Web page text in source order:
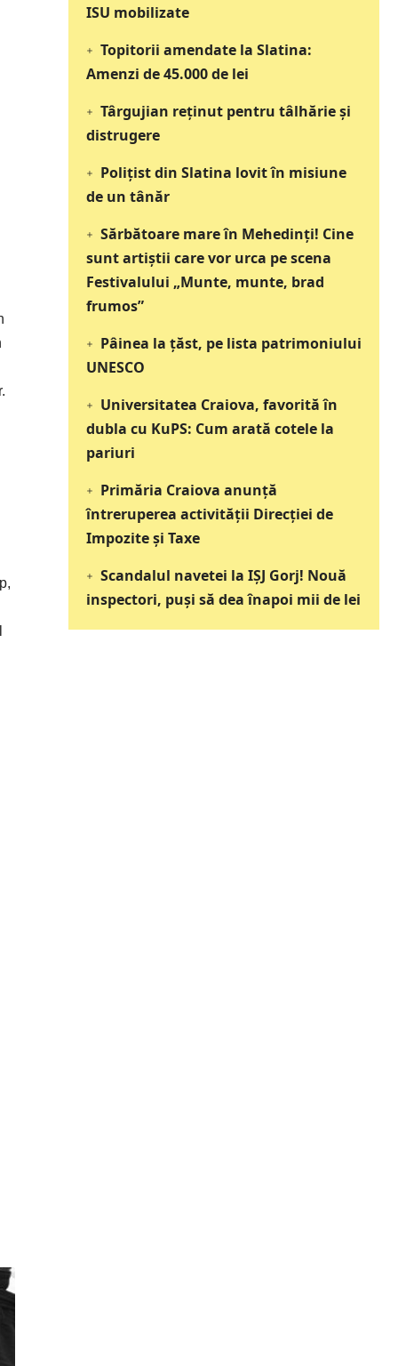
ISU mobilizate
Topitorii amendate la Slatina:
Amenzi de 45.000 de lei
Târgujian reținut pentru tâlhărie și
distrugere
Polițist din Slatina lovit în misiune
de un tânăr
Sărbătoare mare în Mehedinți! Cine
sunt artiștii care vor urca pe scena
Festivalului „Munte, munte, brad
frumos”
Pâinea la țăst, pe lista patrimoniului
UNESCO
Universitatea Craiova, favorită în
dubla cu KuPS: Cum arată cotele la
pariuri
Primăria Craiova anunță
întreruperea activității Direcției de
Impozite și Taxe
Scandalul navetei la IȘJ Gorj! Nouă
inspectori, puși să dea înapoi mii de lei